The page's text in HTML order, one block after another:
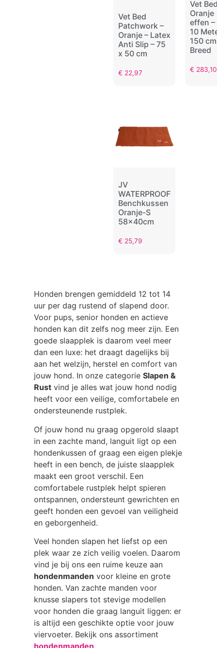
Vet Bed
Patchwork –
Oranje – Latex
Anti Slip – 75
x 50 cm
€ 22,97
Vet
Oranje
effen –
10
150 cm
Breed
€ 283,10
JV
WATERPROOF
Benchkussen
Oranje-S
58x40cm
€ 25,79
Honden brengen gemiddeld 12 tot 14
uur per dag rustend of slapend door.
Voor pups, senior honden en actieve
honden kan dit zelfs nog meer zijn. Een
goede slaapplek is daarom veel meer
dan een luxe: het draagt dagelijks bij
aan het welzijn, herstel en comfort van
jouw hond. In onze categorie Slapen &
Rust vind je alles wat jouw hond nodig
heeft voor een veilige, comfortabele en
ondersteunende rustplek.
Of jouw hond nu graag opgerold slaapt
in een zachte mand, languit ligt op een
hondenkussen of graag een eigen plekje
heeft in een bench, de juiste slaapplek
maakt een groot verschil. Een
comfortabele rustplek helpt spieren
ontspannen, ondersteunt gewrichten en
geeft honden een gevoel van veiligheid
en geborgenheid.
Veel honden slapen het liefst op een
plek waar ze zich veilig voelen. Daarom
vind je bij ons een ruime keuze aan
hondenmanden voor kleine en grote
honden. Van zachte manden voor
knusse slapers tot stevige modellen
voor honden die graag languit liggen: er
is altijd een geschikte optie voor jouw
viervoeter. Bekijk ons assortiment
hondenmanden